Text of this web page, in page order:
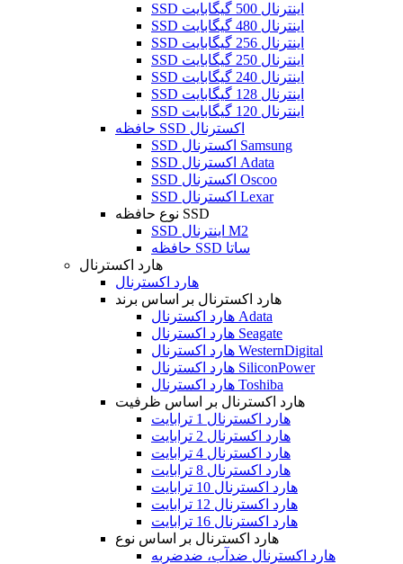
SSD اینترنال 500 گیگابایت
SSD اینترنال 480 گیگابایت
SSD اینترنال 256 گیگابایت
SSD اینترنال 250 گیگابایت
SSD اینترنال 240 گیگابایت
SSD اینترنال 128 گیگابایت
SSD اینترنال 120 گیگابایت
حافظه SSD اکسترنال
SSD اکسترنال Samsung
SSD اکسترنال Adata
SSD اکسترنال Oscoo
SSD اکسترنال Lexar
نوع حافظه SSD
SSD اینترنال M2
حافظه SSD ساتا
هارد اکسترنال
هارد اکسترنال
هارد اکسترنال بر اساس برند
هارد اکسترنال Adata
هارد اکسترنال Seagate
هارد اکسترنال WesternDigital
هارد اکسترنال SiliconPower
هارد اکسترنال Toshiba
هارد اکسترنال بر اساس ظرفیت
هارد اکسترنال 1 ترابایت
هارد اکسترنال 2 ترابایت
هارد اکسترنال 4 ترابایت
هارد اکسترنال 8 ترابایت
هارد اکسترنال 10 ترابایت
هارد اکسترنال 12 ترابایت
هارد اکسترنال 16 ترابایت
هارد اکسترنال بر اساس نوع
هارد اکسترنال ضدآب، ضدضربه